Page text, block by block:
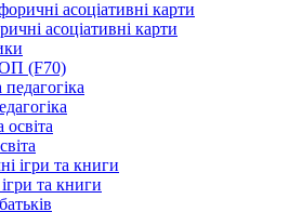
асоціативні карти
(F70)
та книги